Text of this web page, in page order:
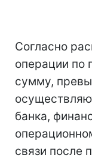
Согласно
операции по
сумму,
банка,
связи после